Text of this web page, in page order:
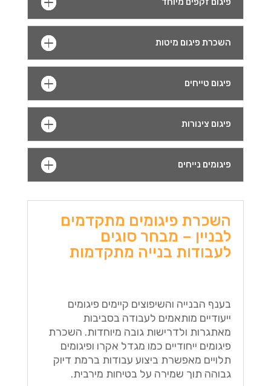
השכרת פיגום מיטות
פיגום טייחים
פיגום צינורות
פיגומים נייחים
השכרת פיגומים מתקדמים
לבניין – מבחר סוגים
לעבודות בנייה מתקדמות
בענף הבנייה והשיפוצים קיימים פיגומים
ייעודיים מותאמים לעבודה בסביבות
מאתגרות ולדרישות גובה מיוחדות. השכרת
פיגומים ייחודיים כמו מגדל אקרו ופיגומים
תלויים מאפשרת ביצוע עבודות ברמת דיוק
גבוהה תוך שמירה על בטיחות מירבית.